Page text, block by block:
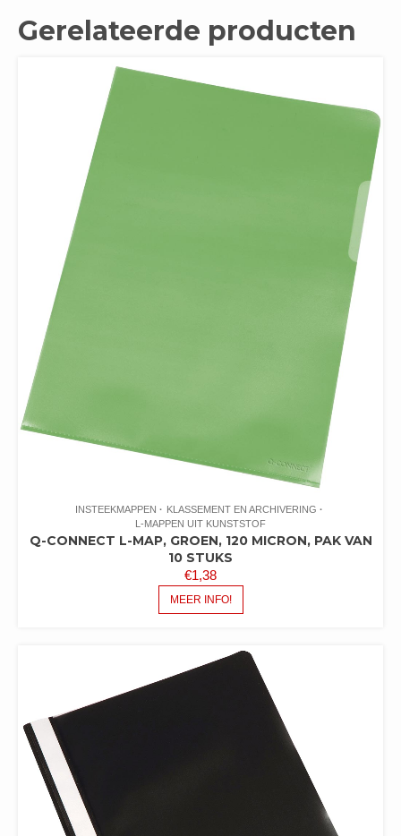
Gerelateerde producten
INSTEEKMAPPEN
KLASSEMENT EN ARCHIVERING
L-MAPPEN UIT KUNSTSTOF
Q-CONNECT L-MAP, GROEN, 120 MICRON, PAK VAN
10 STUKS
€1,38
MEER INFO!